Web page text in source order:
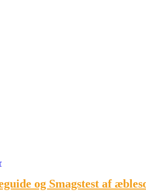
og Smagstest af